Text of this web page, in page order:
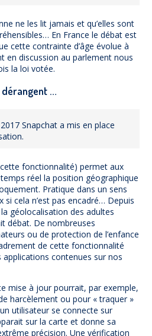
ne les lit jamais et qu’elles sont
En France le débat est
cette contrainte d’âge évolue à
en discussion au parlement nous
la loi votée.
…
Snapchat a mis en place
fonctionnalité) permet aux
réel la position géographique
Pratique dans un sens
cela n’est pas encadré… Depuis
géolocalisation des adultes
débat. De nombreuses
ou de protection de l’enfance
de cette fonctionnalité
contenues sur nos
mise à jour pourrait, par exemple,
harcèlement ou pour « traquer »
utilisateur se connecte sur
sur la carte et donne sa
précision. Une vérification